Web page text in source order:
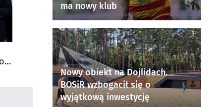
ma nowy klub
Nowy obiekt na Dojlidach.
BOSiR wzbogacił się o
wyjątkową inwestycję